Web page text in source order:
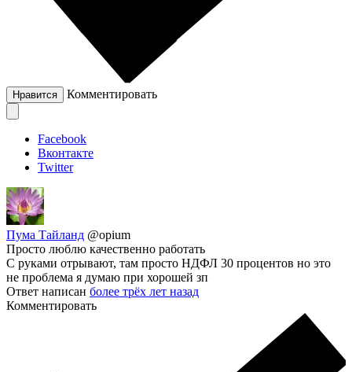
Нравится Комментировать
Facebook
Вконтакте
Twitter
Пума Тайланд @opium
Просто люблю качественно работать
С руками отрывают, там просто НДФЛ 30 процентов но это
не проблема я думаю при хорошей зп
Ответ написан более трёх лет назад
Комментировать